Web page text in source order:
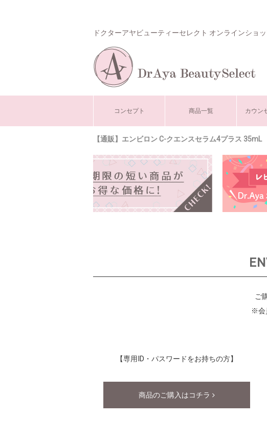
ドクターアヤビューティーセレクト オンラインショ
コンセプト 商品一覧 カウン
【通販】エンビロン C-クエンスセラム4プラス 35mL
ご
※会
【専用ID・パスワードをお持ちの方】
商品のご購入はコチラ